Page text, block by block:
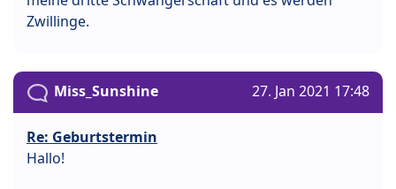
Zwillinge.
Miss_Sunshine 27. Jan 2021 17:48
Re: Geburtstermin
Hallo!